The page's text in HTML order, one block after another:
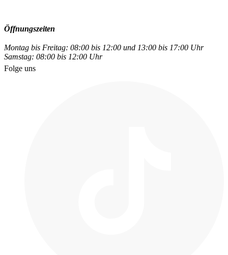
Öffnungszeiten
Montag bis Freitag: 08:00 bis 12:00 und 13:00 bis 17:00 Uhr
Samstag: 08:00 bis 12:00 Uhr
Folge uns